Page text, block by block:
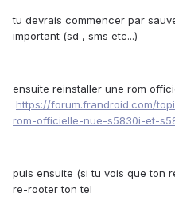
tu devrais commencer par
important (sd , sms etc...)
ensuite reinstaller une rom
https://forum.frandroid.com/
rom-officielle-nue-s5830i-et-
puis ensuite (si tu vois que ton
re-rooter ton tel